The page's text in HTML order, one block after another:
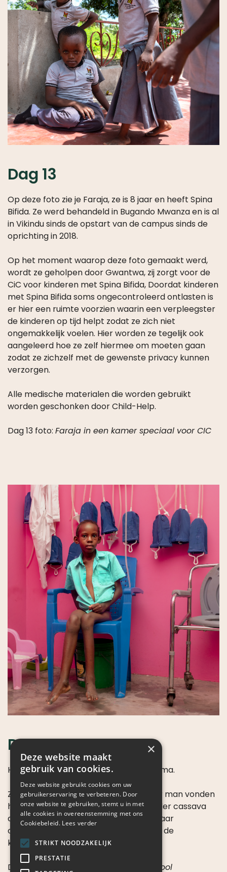
Op deze foto zie je Faraja, ze is 8 jaar en heeft Spina
Bifida. Ze werd behandeld in Bugando Mwanza en is al
in Vikindu sinds de opstart van de campus sinds de
oprichting in 2018.
wordt ze geholpen door Gwantwa, zij zorgt voor de
CiC voor kinderen met Spina Bifida, Doordat kinderen
met Spina Bifida soms ongecontroleerd ontlasten is
er hier een ruimte voorzien waarin een verpleegster
de kinderen op tijd helpt zodat ze zich niet
ongemakkelijk voelen. Hier worden ze tegelijk ook
aangeleerd hoe ze zelf hiermee om moeten gaan
zodat ze zichzelf met de gewenste privacy kunnen
verzorgen.
worden geschonken door Child-Help.
Het kind die je ziet op deze foto is Karisma.
Ze heeft hydrocephalus. Janet en haar man vonden
haar toen ze op straat met haar moeder cassava
aan het verkopen waren. Ze hebben haar
opgevangen en sindsdien gaat ze naar de
kleuterklas in Vikindu.
Dag 14 foto:Karisma op de kleuterschool
Deze website maakt
gebruik van cookies.
Deze website gebruikt cookies om uw
gebruikerservaring te verbeteren. Door
onze website te gebruiken, stemt u in met
alle cookies in overeenstemming met ons
Cookiebeleid.Lees verder
STRIKT NOODZAKELIJK
FUNCTIONEEL
ALLES ACCEPTEREN
ALLES AFWIJZEN
DETAILS WEERGEVEN